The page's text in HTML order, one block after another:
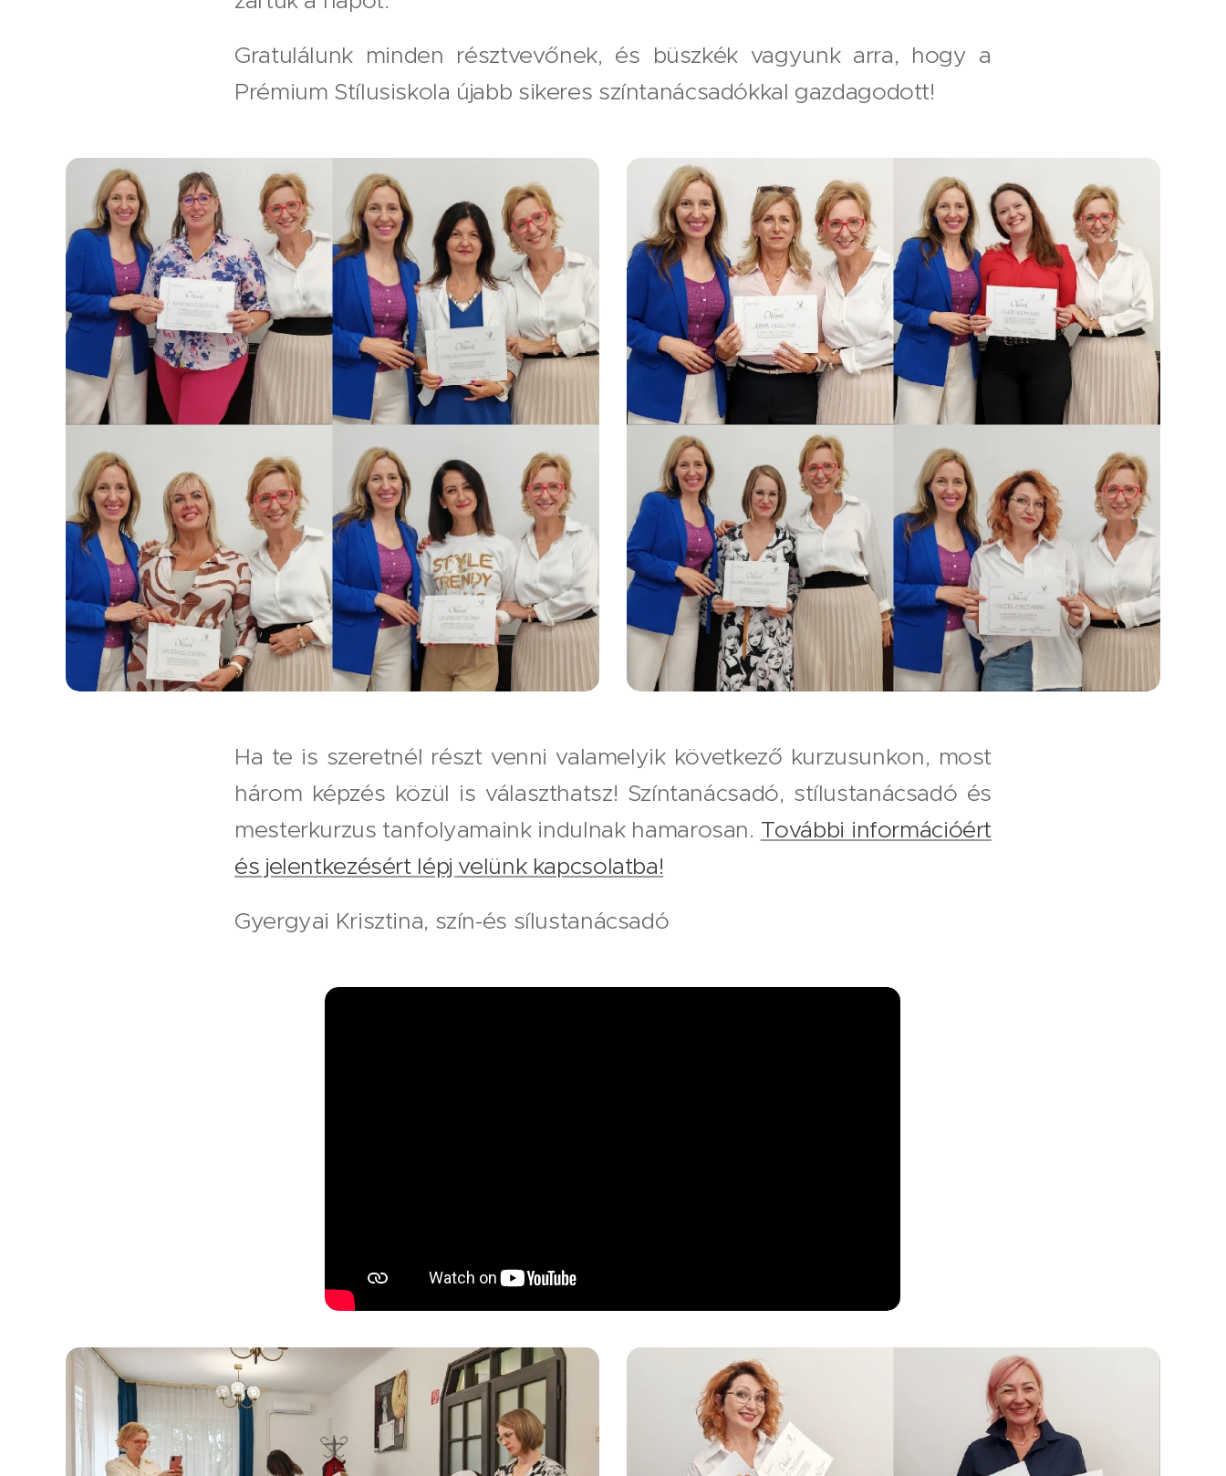
Gratulálunk minden résztvevőnek, és büszkék vagyunk arra, hogy a
Prémium Stílusiskola újabb sikeres színtanácsadókkal gazdagodott!
Ha te is szeretnél részt venni valamelyik következő kurzusunkon, most
három képzés közül is választhatsz! Színtanácsadó, stílustanácsadó és
mesterkurzus tanfolyamaink indulnak hamarosan. További információért
és jelentkezésért lépj velünk kapcsolatba!
Gyergyai Krisztina, szín-és sílustanácsadó